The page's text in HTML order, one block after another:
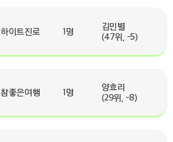
하이트진로 1명
김민별
(47위, -5)
참좋은여행 1명
양효리
(29위, -8)